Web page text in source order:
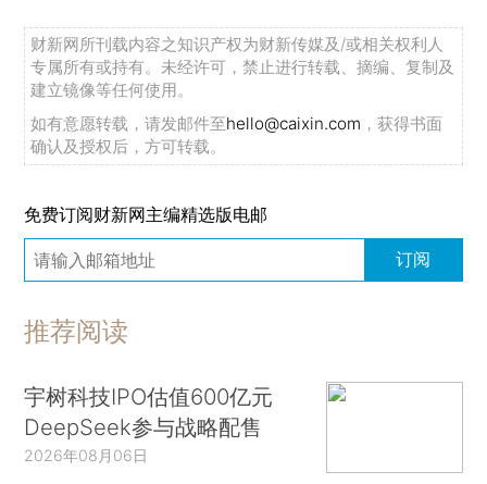
财新网所刊载内容之知识产权为财新传媒及/或相关权利人
专属所有或持有。未经许可，禁止进行转载、摘编、复制及
建立镜像等任何使用。
如有意愿转载，请发邮件至hello@caixin.com ，获得书面
确认及授权后，方可转载。
免费订阅财新网主编精选版电邮
订阅
推荐阅读
宇树科技IPO估值600亿元
DeepSeek参与战略配售
2026年08月06日